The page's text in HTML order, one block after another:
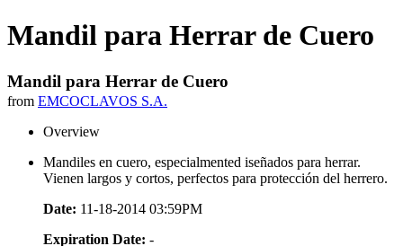
Mandil para Herrar de Cuero
Mandil para Herrar de Cuero
from EMCOCLAVOS S.A.
Overview
Mandiles en cuero, especialmented iseñados para herrar.
Vienen largos y cortos, perfectos para protección del herrero.
Date: 11-18-2014 03:59PM
Expiration Date: -